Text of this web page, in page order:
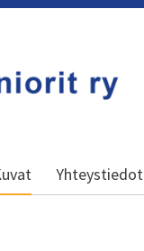
Yhteystiedot